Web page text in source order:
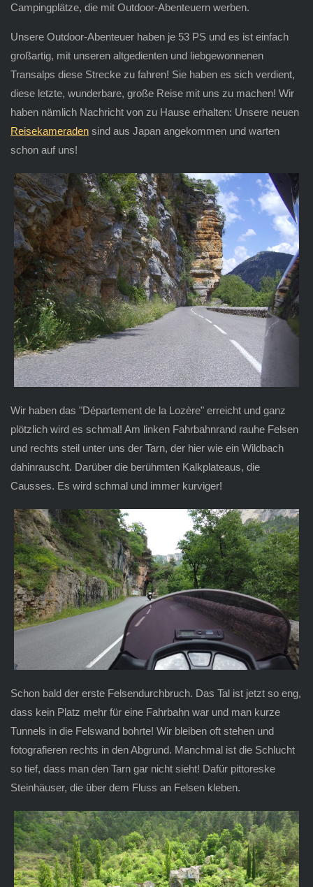
Campingplätze, die mit Outdoor-Abenteuern werben.
Unsere Outdoor-Abenteuer haben je 53 PS und es ist einfach
großartig, mit unseren altgedienten und liebgewonnenen
Transalps diese Strecke zu fahren! Sie haben es sich verdient,
diese letzte, wunderbare, große Reise mit uns zu machen! Wir
haben nämlich Nachricht von zu Hause erhalten: Unsere neuen
Reisekameradensind aus Japan angekommen und warten
schon auf uns!
Wir haben das "Département de la Lozère" erreicht und ganz
plötzlich wird es schmal! Am linken Fahrbahnrand rauhe Felsen
und rechts steil unter uns der Tarn, der hier wie ein Wildbach
dahinrauscht. Darüber die berühmten Kalkplateaus, die
Causses. Es wird schmal und immer kurviger!
Schon bald der erste Felsendurchbruch. Das Tal ist jetzt so eng,
dass kein Platz mehr für eine Fahrbahn war und man kurze
Tunnels in die Felswand bohrte! Wir bleiben oft stehen und
fotografieren rechts in den Abgrund. Manchmal ist die Schlucht
so tief, dass man den Tarn gar nicht sieht! Dafür pittoreske
Steinhäuser, die über dem Fluss an Felsen kleben.